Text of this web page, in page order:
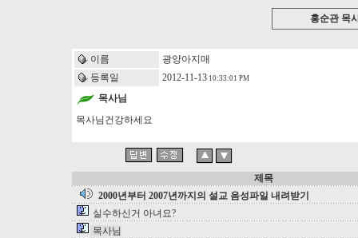
홍순관 목
이름
광양아지매
등록일
2012-11-13 10:33:01 PM
목사님
목사님건강하세요
제목
2000년부터 2007년까지의 설교 음성파일 내려받기
실수하신거 아녀요?
목사님